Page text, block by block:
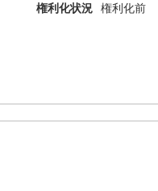
権利化状況
権利化前